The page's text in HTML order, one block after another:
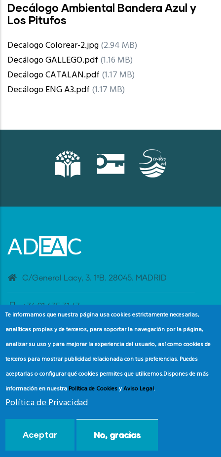
Decálogo Ambiental Bandera Azul y
Los Pitufos
Decalogo Colorear-2.jpg(2.94 MB)
Decálogo GALLEGO.pdf (1.16 MB)
Decálogo CATALAN.pdf (1.17 MB)
Decálogo ENG A3.pdf (1.17 MB)
C/General Lacy, 3. 1ºB. 28045. MADRID
+34 91 435 31 47
banderaazul@adeac.es
Consumidor (ADEAC).
2024.
Te informamos que nuestra página usa cookies estrictamente necesarias,
analíticas propias y de terceros, para soportar la navegación por la página,
analizar su uso y para mejorar la experiencia del usuario, así como cookies de
terceros para mostrar publicidad relacionada con tus preferencias. Puedes
aceptarlas o configurar qué cookies permites que utilicemos.Dispones de más
información en nuestra Política de CookiesyAviso Legal.
Política de Privacidad
Aceptar No, gracias